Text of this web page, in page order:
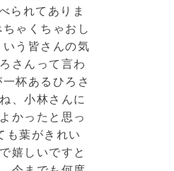
られてありま
ゃくちゃおし
う皆さんの気
さんって言わ
杯あるひろさ
、小林さんに
かったと思っ
も葉がきれい
嬉しいですと